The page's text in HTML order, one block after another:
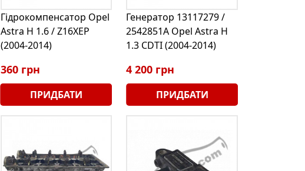
Гідрокомпенсатор Opel
Astra H 1.6 / Z16XEP
(2004-2014)
360 грн
ПРИДБАТИ
Генератор 13117279 /
2542851A Opel Astra H
1.3 CDTI (2004-2014)
4 200 грн
ПРИДБАТИ